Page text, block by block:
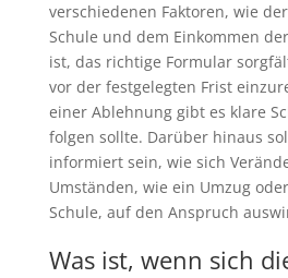
verschiedenen Faktoren, wie
Schule und dem Einkommen
ist, das richtige Formular
vor der festgelegten Frist
einer Ablehnung gibt es klare
folgen sollte. Darüber hinaus
informiert sein, wie sich
Umständen, wie ein Umzug
Schule, auf den Anspruch
Was ist, wenn sich